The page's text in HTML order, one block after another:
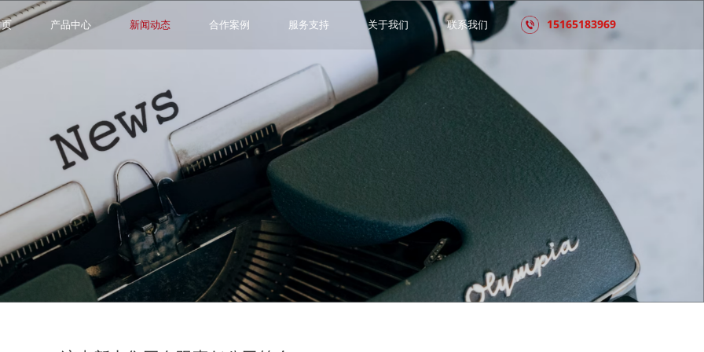
产品中心 新闻动态 合作案例 服务支持 关于我们 联系我们 15165183969